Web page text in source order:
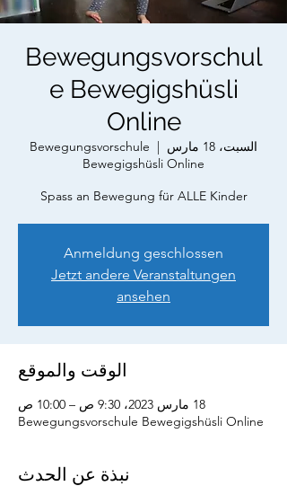
Bewegungsvorschul
e Bewegigshüsli
Online
السبت، 18 مارس
  |
Bewegungsvorschule
Bewegigshüsli Online
Spass an Bewegung für ALLE Kinder
Anmeldung geschlossen
Jetzt andere Veranstaltungen
ansehen
الوقت والموقع
18 مارس 2023، 9:30 ص – 10:00 ص
Bewegungsvorschule Bewegigshüsli Online
نبذة عن الحدث